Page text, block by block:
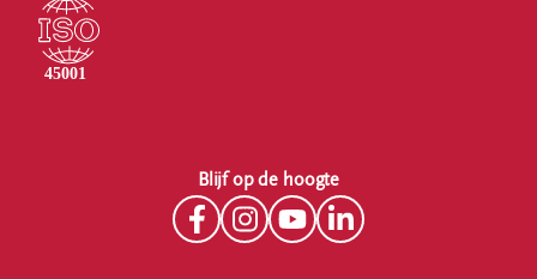
Blijf op de hoogte